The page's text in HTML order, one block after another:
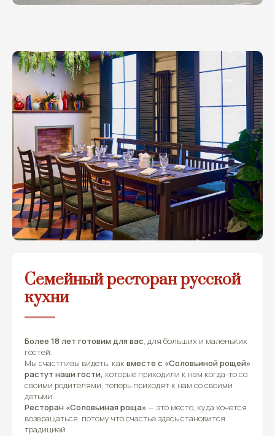
Семейный ресторан русской
кухни
Более 18 лет готовим для вас, для больших и маленьких
гостей.
Мы счастливы видеть, как‌вместе с «Соловьиной рощей‌»
растут наши гости, которые приходили к нам когда-то со
своими родителями, теперь приходят к нам со своими
детьми.
‌Ресторан «Соловьиная роща»— это место, куда хочется
возвращаться, потому что счастье здесь становится
традицией